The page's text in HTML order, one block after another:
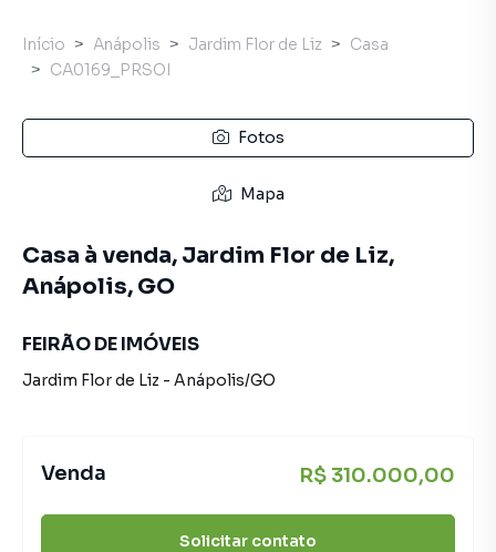
Início Anápolis Jardim Flor de Liz
Casa
CA0169_PRSOI
Fotos
Mapa
Casa à venda, Jardim Flor de Liz,
Anápolis, GO
FEIRÃO DE IMÓVEIS
Jardim Flor de Liz - Anápolis/GO
Venda R$ 310.000,00
Solicitar contato